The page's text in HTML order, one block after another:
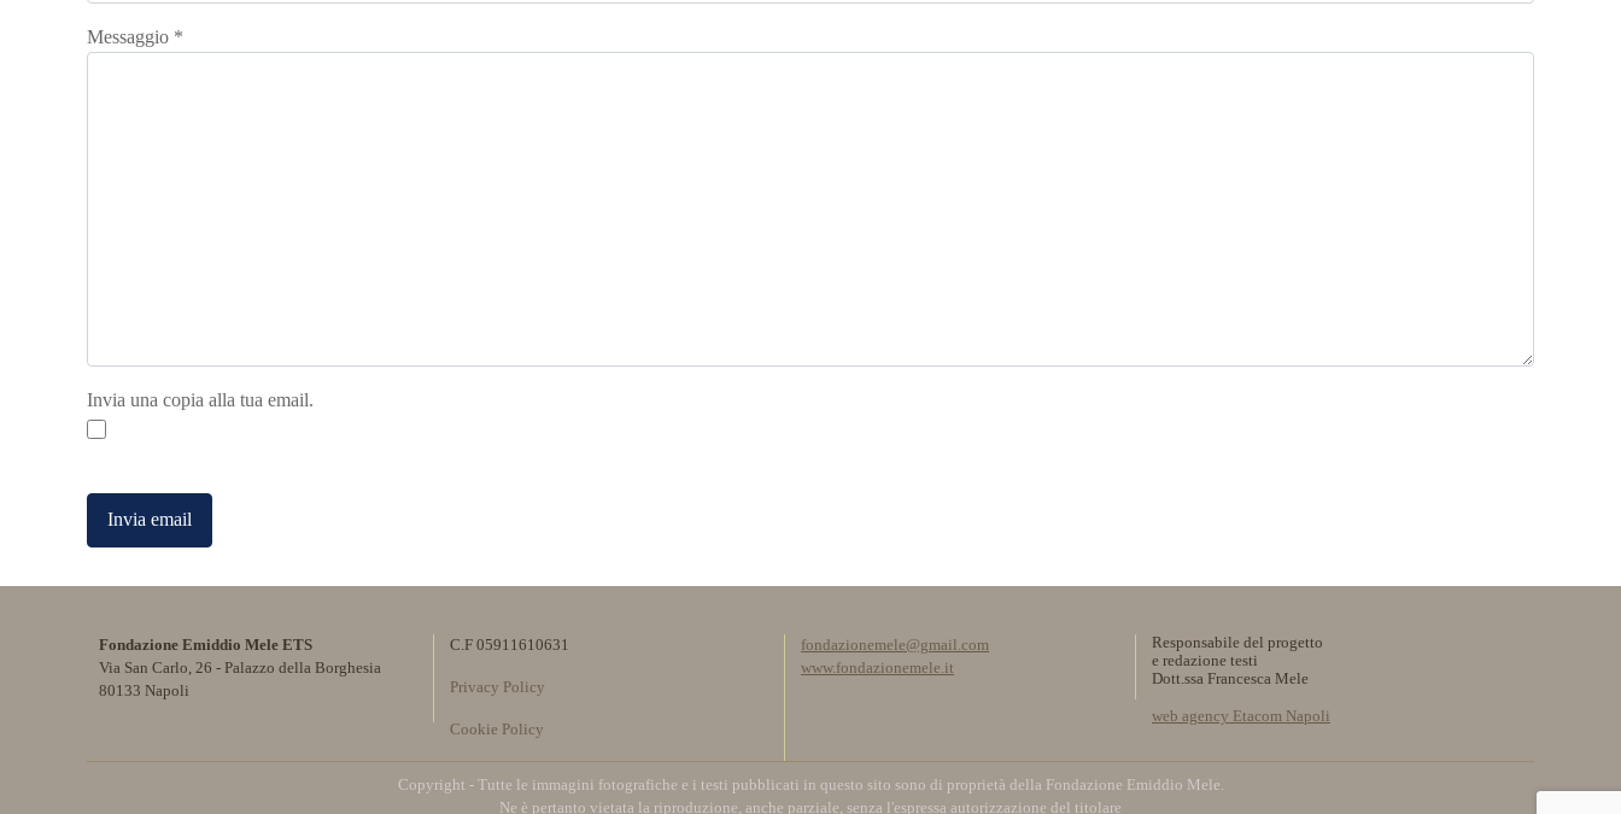
Messaggio *
Invia una copia alla tua email.
Invia email
Fondazione Emiddio Mele ETS
Via San Carlo, 26 - Palazzo della Borghesia
80133 Napoli
C.F 05911610631
Privacy Policy
Cookie Policy
fondazionemele@gmail.com
www.fondazionemele.it
Responsabile del progetto
e redazione testi
Dott.ssa Francesca Mele
web agency Etacom Napoli
Copyright - Tutte le immagini fotografiche e i testi pubblicati in questo sito sono di proprietà della Fondazione Emiddio Mele.
Ne è pertanto vietata la riproduzione, anche parziale, senza l'espressa autorizzazione del titolare